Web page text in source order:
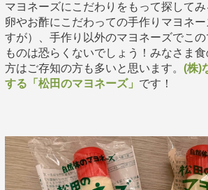
マヨネーズにこだわりをもって探して
卵やお酢にこだわっての手作りマヨネ
すが）、手作り以外のマヨネーズでこ
ものは恐らくないでしょう！みなさま
方はご存知の方も多いと思います。 (株)
する「松田のマヨネーズ」 です！